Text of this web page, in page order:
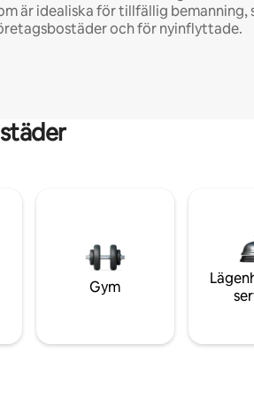
är idealiska för tillfällig bemanning,
och för nyinflyttade.
Gym